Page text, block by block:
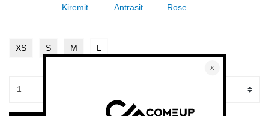
XS S M L